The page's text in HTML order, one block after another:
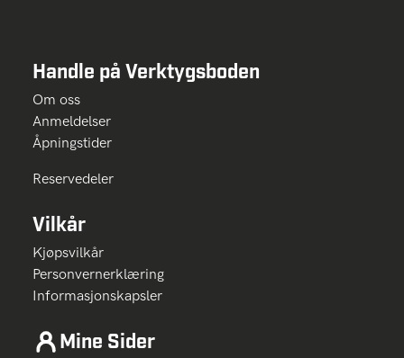
Handle på Verktygsboden
Om oss
Anmeldelser
Åpningstider
Reservedeler
Vilkår
Kjøpsvilkår
Personvernerklæring
Informasjonskapsler
Mine Sider